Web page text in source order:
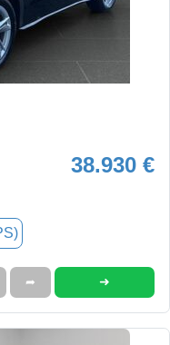
38.930 €
➦ ➜